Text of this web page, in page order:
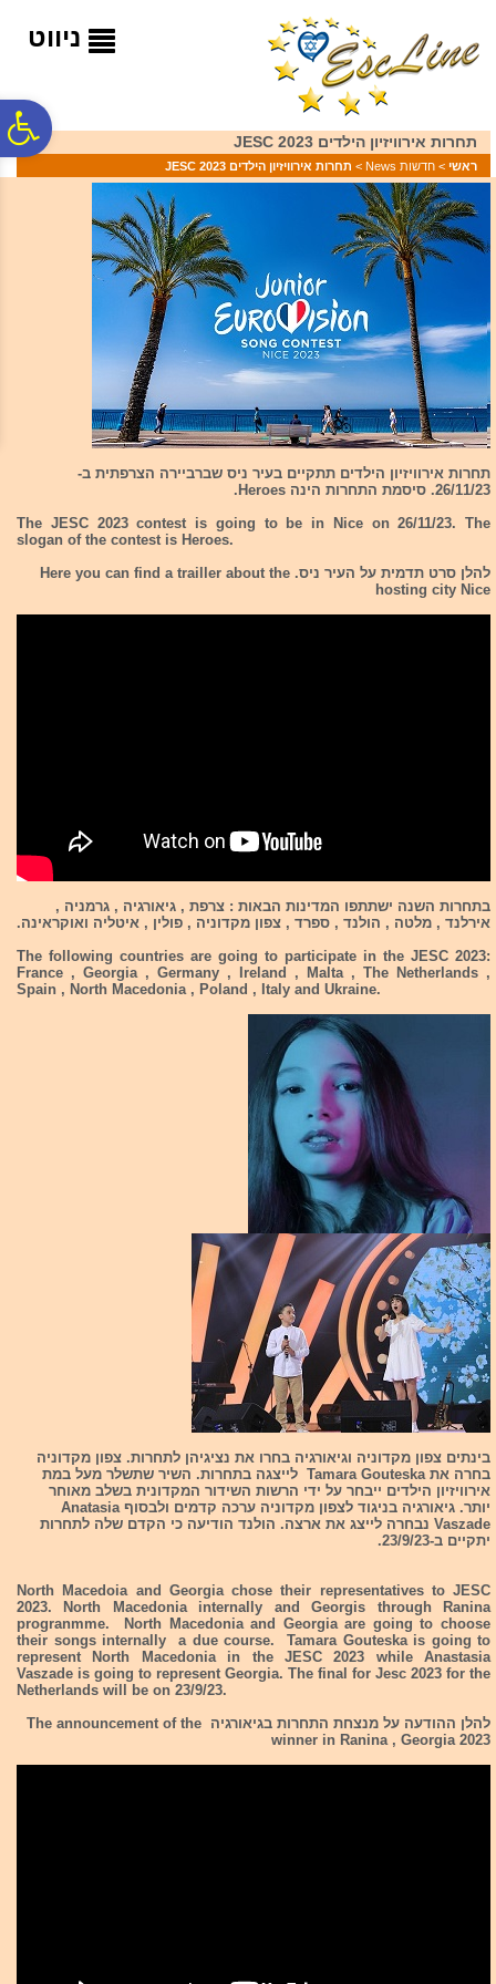
המרכזי
ניווט
תחרות אירוויזיון הילדים 2023 JESC
ראשי > חדשות News > תחרות אירוויזיון הילדים 2023 JESC
תחרות אירוויזיון הילדים תתקיים בעיר ניס שברביירה הצרפתית ב-
26/11/23. סיסמת התחרות הינה Heroes.
The JESC 2023 contest is going to be in Nice on 26/11/23. The
slogan of the contest is Heroes.
להלן סרט תדמית על העיר ניס. Here you can find a trailler about the
hosting city Nice
בתחרות השנה ישתתפו המדינות הבאות : צרפת , גיאורגיה , גרמניה ,
אירלנד , מלטה , הולנד , ספרד , צפון מקדוניה , פולין , איטליה ואוקראינה.
The following countries are going to participate in the JESC 2023:
France , Georgia , Germany , Ireland , Malta , The Netherlands ,
Spain , North Macedonia , Poland , Italy and Ukraine.
בינתים צפון מקדוניה וגיאורגיה בחרו את נציגיהן לתחרות. צפון מקדוניה
בחרה את Tamara Gouteska לייצגה בתחרות. השיר שתשלר מעל במת
אירוויזיון הילדים ייבחר על ידי הרשות השידור המקדונית בשלב מאוחר
יותר. גיאורגיה בניגוד לצפון מקדוניה ערכה קדמים ולבסוף Anatasia
Vaszade נבחרה לייצג את ארצה. הולנד הודיעה כי הקדם שלה לתחרות
יתקיים ב-23/9/23.
North Macedoia and Georgia chose their representatives to JESC
2023. North Macedonia internally and Georgis through Ranina
progranmme. North Macedonia and Georgia are going to choose
their songs internally a due course. Tamara Gouteska is going to
represent North Macedonia in the JESC 2023 while Anastasia
Vaszade is going to represent Georgia. The final for Jesc 2023 for the
Netherlands will be on 23/9/23.
להלן ההודעה על מנצחת התחרות בגיאורגיה The announcement of the
winner in Ranina , Georgia 2023